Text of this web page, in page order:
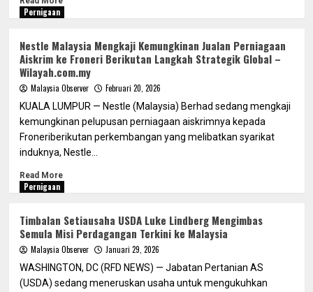
Pernigaan
Nestle Malaysia Mengkaji Kemungkinan Jualan Perniagaan
Aiskrim ke Froneri Berikutan Langkah Strategik Global –
Wilayah.com.my
Malaysia Observer
Februari 20, 2026
KUALA LUMPUR — Nestle (Malaysia) Berhad sedang mengkaji
kemungkinan pelupusan perniagaan aiskrimnya kepada
Froneriberikutan perkembangan yang melibatkan syarikat
induknya, Nestle...
Read More
Pernigaan
Timbalan Setiausaha USDA Luke Lindberg Mengimbas
Semula Misi Perdagangan Terkini ke Malaysia
Malaysia Observer
Januari 29, 2026
WASHINGTON, DC (RFD NEWS) — Jabatan Pertanian AS
(USDA) sedang meneruskan usaha untuk mengukuhkan